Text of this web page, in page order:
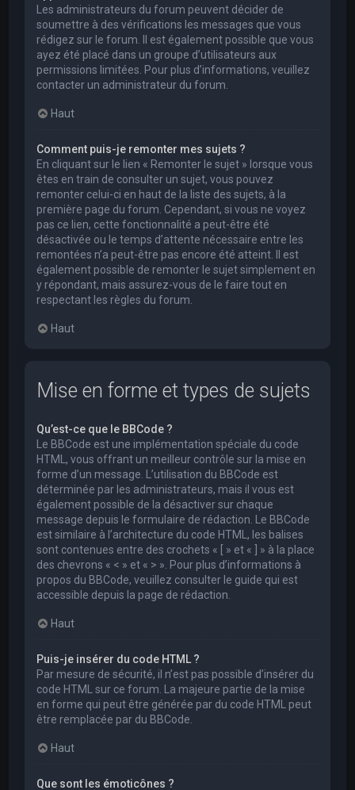
Les administrateurs du forum peuvent décider de
soumettre à des vérifications les messages que vous
rédigez sur le forum. Il est également possible que vous
ayez été placé dans un groupe d’utilisateurs aux
permissions limitées. Pour plus d’informations, veuillez
contacter un administrateur du forum.
Haut
Comment puis-je remonter mes sujets ?
En cliquant sur le lien « Remonter le sujet » lorsque vous
êtes en train de consulter un sujet, vous pouvez
remonter celui-ci en haut de la liste des sujets, à la
première page du forum. Cependant, si vous ne voyez
pas ce lien, cette fonctionnalité a peut-être été
désactivée ou le temps d’attente nécessaire entre les
remontées n’a peut-être pas encore été atteint. Il est
également possible de remonter le sujet simplement en
y répondant, mais assurez-vous de le faire tout en
respectant les règles du forum.
Haut
Mise en forme et types de sujets
Qu’est-ce que le BBCode ?
Le BBCode est une implémentation spéciale du code
HTML, vous offrant un meilleur contrôle sur la mise en
forme d’un message. L’utilisation du BBCode est
déterminée par les administrateurs, mais il vous est
également possible de la désactiver sur chaque
message depuis le formulaire de rédaction. Le BBCode
est similaire à l’architecture du code HTML, les balises
sont contenues entre des crochets « [ » et « ] » à la place
des chevrons « < » et « > ». Pour plus d’informations à
propos du BBCode, veuillez consulter le guide qui est
accessible depuis la page de rédaction.
Haut
Puis-je insérer du code HTML ?
Par mesure de sécurité, il n’est pas possible d’insérer du
code HTML sur ce forum. La majeure partie de la mise
en forme qui peut être générée par du code HTML peut
être remplacée par du BBCode.
Haut
Que sont les émoticônes ?